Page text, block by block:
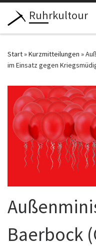
Zum Inhalt springen
Ruhrkultour
Start»Kurzmitteilungen »
im Einsatz gegen
Baerbock